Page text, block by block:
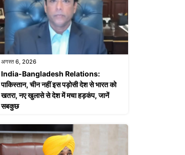
अगस्त 6, 2026
India-Bangladesh Relations:
पाकिस्तान, चीन नहीं इस पड़ोसी देश से भारत को
खतरा, नए खुलासे से देश में मचा हड़कंप, जानें
सबकुछ